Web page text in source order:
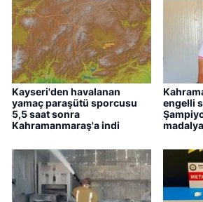
Kayseri'den havalanan
yamaç paraşütü sporcusu
5,5 saat sonra
Kahramanmaraş'a indi
engelli